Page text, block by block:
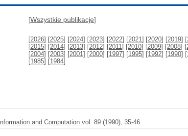
[Wszystkie publikacje]
[2026] [2025] [2024] [2023] [2022] [2021] [2020] [2019] [
[2015] [2014] [2013] [2012] [2011] [2010] [2009] [2008] [
[2004] [2003] [2001] [2000] [1997] [1995] [1992] [1990] [
[1985] [1984]
Information and Computation vol. 89 (1990), 35-46